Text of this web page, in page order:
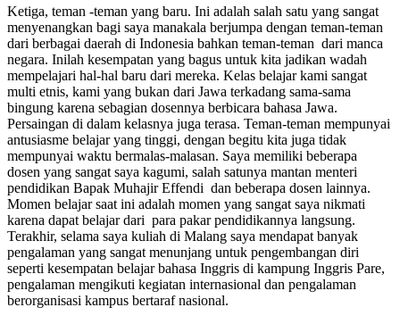
Ketiga, teman -teman yang baru. Ini adalah salah satu yang sangat
menyenangkan bagi saya manakala berjumpa dengan teman-teman
dari berbagai daerah di Indonesia bahkan teman-teman dari manca
negara. Inilah kesempatan yang bagus untuk kita jadikan wadah
mempelajari hal-hal baru dari mereka. Kelas belajar kami sangat
multi etnis, kami yang bukan dari Jawa terkadang sama-sama
bingung karena sebagian dosennya berbicara bahasa Jawa.
Persaingan di dalam kelasnya juga terasa. Teman-teman mempunyai
antusiasme belajar yang tinggi, dengan begitu kita juga tidak
mempunyai waktu bermalas-malasan. Saya memiliki beberapa
dosen yang sangat saya kagumi, salah satunya mantan menteri
pendidikan Bapak Muhajir Effendi dan beberapa dosen lainnya.
Momen belajar saat ini adalah momen yang sangat saya nikmati
karena dapat belajar dari para pakar pendidikannya langsung.
Terakhir, selama saya kuliah di Malang saya mendapat banyak
pengalaman yang sangat menunjang untuk pengembangan diri
seperti kesempatan belajar bahasa Inggris di kampung Inggris Pare,
pengalaman mengikuti kegiatan internasional dan pengalaman
berorganisasi kampus bertaraf nasional.